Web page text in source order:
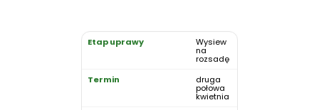
Wysiew
na
rozsadę
druga
połowa
kwietnia